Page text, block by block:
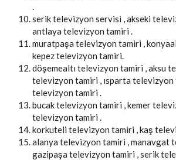
.
serik televizyon servisi , akseki
antlaya televizyon tamiri .
muratpaşa televizyon tamiri ,
kepez televizyon tamiri.
döşemealtı televizyon tamiri , aksu
televizyon tamiri , ısparta
televizyon tamiri .
bucak televizyon tamiri , kemer
televizyon tamiri .
korkuteli televizyon tamiri , kaş
alanya televizyon tamiri , manavgat
gazipaşa televizyon tamiri , serik